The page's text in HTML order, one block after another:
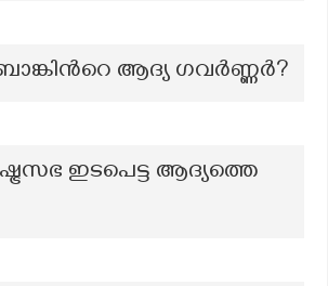
ആദ്യ ഗവർണ്ണർ?
ഇടപെട്ട ആദ്യത്തെ